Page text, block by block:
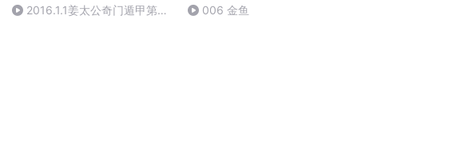
2016.1.1姜太公奇门遁甲第一
006 金鱼